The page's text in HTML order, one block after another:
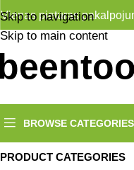
Skip to navigation
Skip to main content
Vienas pieturas
BROWSE CATEGORIES
PRODUCT CATEGORIES